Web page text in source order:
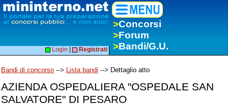
>Concorsi
>Forum
>Bandi/G.U.
Login Registrati
Bandi di concorso --> Lista bandi --> Dettaglio atto
AZIENDA OSPEDALIERA "OSPEDALE SAN
SALVATORE" DI PESARO